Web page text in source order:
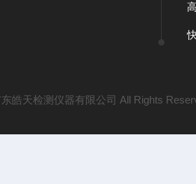
皓天检测仪器有限公司 All Rights